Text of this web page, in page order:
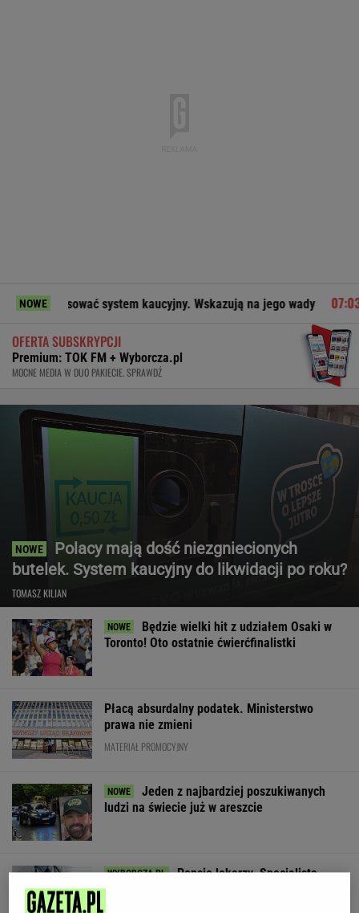
NOWEsystem kaucyjny. Wskazują na jego wady Dziecko
OFERTA SUBSKRYPCJI
Premium: TOK FM + Wyborcza.pl
MOCNE MEDIA W DUO PAKIECIE. SPRAWDŹ
Polacy mają dość niezgniecionych
butelek. System kaucyjny do likwidacji po roku?
TOMASZ KILIAN
Będzie wielki hit z udziałem Osaki w
Toronto! Oto ostatnie ćwierćfinalistki
Płacą absurdalny podatek. Ministerstwo
prawa nie zmieni
MATERIAŁ PROMOCYJNY
Jeden z najbardziej poszukiwanych
ludzi na świecie już w areszcie
Pensje lekarzy. Specjalista
hematolog dostał podwyżkę, ale zarabia mniej